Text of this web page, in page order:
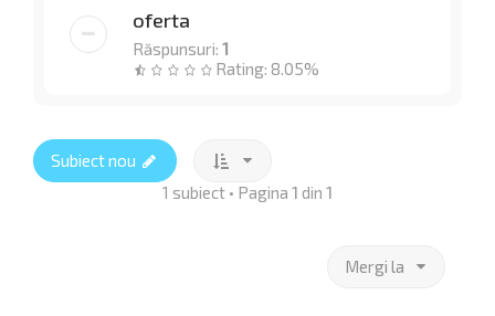
oferta
Răspunsuri: 1
Rating: 8.05%
Subiect nou
1 subiect • Pagina 1 din 1
Mergi la